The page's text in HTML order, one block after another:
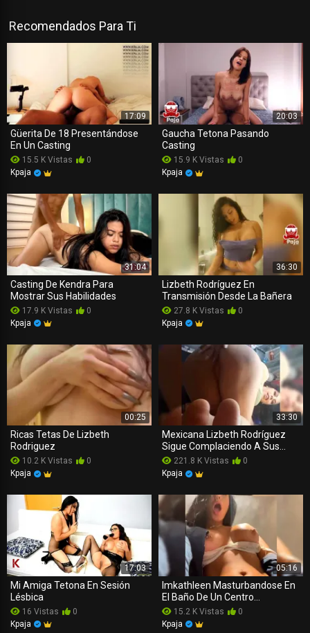
Recomendados Para Ti
17:09
Güerita De 18 Presentándose
En Un Casting
15.5 K Vistas
0
Kpaja
20:03
Gaucha Tetona Pasando
Casting
15.9 K Vistas
0
Kpaja
31:04
Casting De Kendra Para
Mostrar Sus Habilidades
17.9 K Vistas
0
Kpaja
36:30
Lizbeth Rodríguez En
Transmisión Desde La Bañera
27.8 K Vistas
0
Kpaja
00:25
Ricas Tetas De Lizbeth
Rodriguez
10.2 K Vistas
0
Kpaja
33:30
Mexicana Lizbeth Rodríguez
Sigue Complaciendo A Sus
Fans221.8 K Vistas
0
Kpaja
17:03
Mi Amiga Tetona En Sesión
Lésbica
16 Vistas
0
Kpaja
05:16
Imkathleen Masturbandose En
El Baño De Un Centro
Comercial
15.2 K Vistas
0
Kpaja